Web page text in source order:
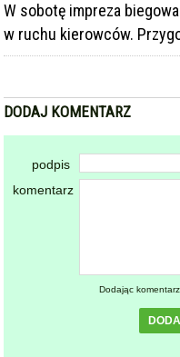
W sobotę impreza
w ruchu kierowców.
DODAJ KOMENTARZ
podpis
komentarz
Dodając